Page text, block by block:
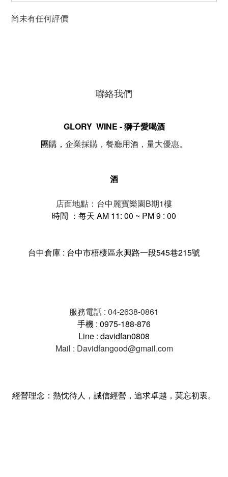
尚未有任何評價
聯絡我們
GLORY WINE - 獅子愛喝酒
團購， 企業採購，餐廳用酒，量大優惠。
酒
店面地點：台中麗寶樂園B期1樓
時間 ：每天 AM 11: 00 ~ PM 9 : 00
台中倉庫 : 台中市梧棲區永興路一段545巷215號
服務電話 : 04-2638-0861
手機 : 0975-188-876
Line : davidfan0808
Mail : Davidfangood@gmail.com
經營理念：熱忱待人，誠信經營，追求卓越，莫忘初衷。